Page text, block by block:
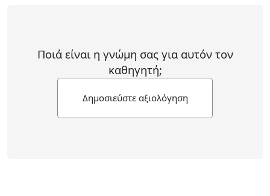
Ποιά είναι η γνώμη σας για αυτόν τον
καθηγητή;
Δημοσιεύστε αξιολόγηση